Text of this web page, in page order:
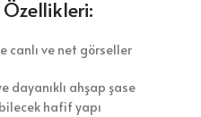
canlı ve net görseller
dayanıklı ahşap şase
hafif yapı